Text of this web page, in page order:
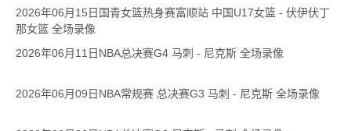
2026年06月15日国青女篮热身赛富顺站 中国U17女篮 - 伏伊伏丁
那女篮 全场录像
2026年06月11日NBA总决赛G4 马刺 - 尼克斯 全场录像
2026年06月09日NBA常规赛 总决赛G3 马刺 - 尼克斯 全场录像